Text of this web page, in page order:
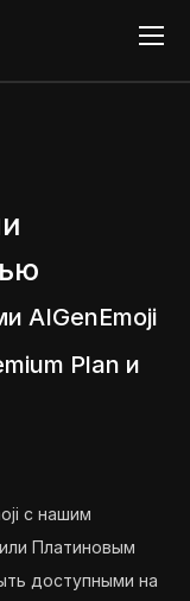
AIGenEmoji
Plan и
с нашим
Платиновым
доступными на